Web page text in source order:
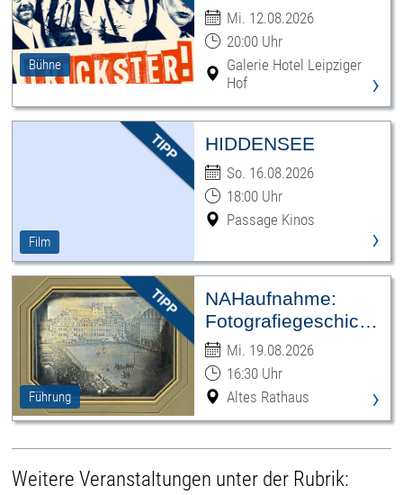
Bühne
Mi. 12.08.2026
20:00 Uhr
Galerie Hotel Leipziger
Hof
›
Film
HIDDENSEE
So. 16.08.2026
18:00 Uhr
Passage Kinos
›
Führung
NAHaufnahme:
Fotografiegeschichten
Leipzigs
Mi. 19.08.2026
16:30 Uhr
Altes Rathaus
›
Weitere Veranstaltungen unter der Rubrik: